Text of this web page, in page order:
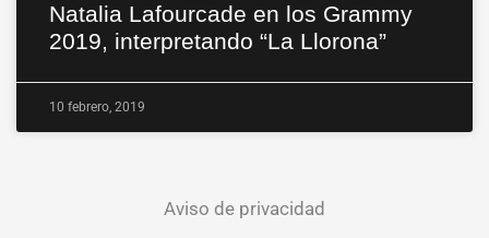
Natalia Lafourcade en los Grammy
2019, interpretando “La Llorona”
10 febrero, 2019
Aviso de privacidad